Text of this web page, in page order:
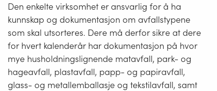
Den enkelte virksomhet er ansvarlig for å ha
kunnskap og dokumentasjon om avfallstypene
som skal utsorteres. Dere må derfor sikre at dere
for hvert kalenderår har dokumentasjon på hvor
mye husholdningslignende matavfall, park- og
hageavfall, plastavfall, papp- og papiravfall,
glass- og metallemballasje og tekstilavfall, samt